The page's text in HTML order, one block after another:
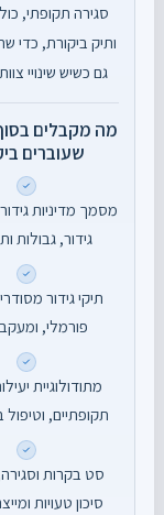
סגירה תקופתי,
ותיק ביקורת, כדי
גם כשיש שינויי
מה מקבלים
שעוברים
מסמך מדיניות
גידור, גבולות
תיקי גידור
פורמלי,
מתודולוגיית
תקופתיים, וטיפול
סט בקרות
סיכון טעויות